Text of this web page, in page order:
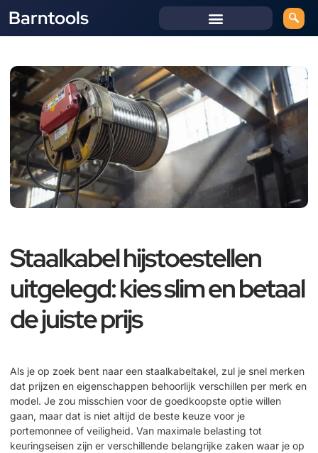
Barntools
Staalkabel hijstoestellen
uitgelegd: kies slim en betaal
de juiste prijs
Als je op zoek bent naar een staalkabeltakel, zul je snel merken
dat prijzen en eigenschappen behoorlijk verschillen per merk en
model. Je zou misschien voor de goedkoopste optie willen
gaan, maar dat is niet altijd de beste keuze voor je
portemonnee of veiligheid. Van maximale belasting tot
keuringseisen zijn er verschillende belangrijke zaken waar je op